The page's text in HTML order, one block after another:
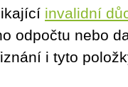
invalidní
odpočtu nebo
i tyto